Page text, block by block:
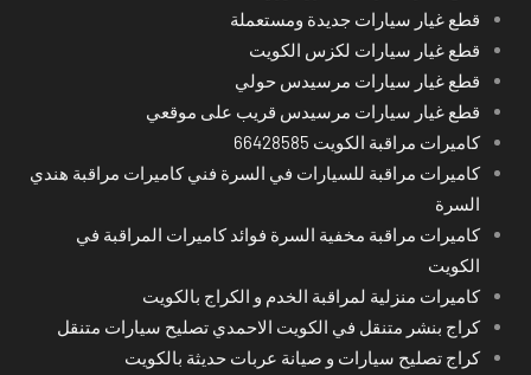
قطع غيار سيارات جديدة ومستعملة
قطع غيار سيارات لكزس الكويت
قطع غيار سيارات مرسيدس حولي
قطع غيار سيارات مرسيدس قريب على موقعي
كاميرات مراقبة الكويت 66428585
كاميرات مراقبة للسيارات في السرة فني كاميرات مراقبة هندي
السرة
كاميرات مراقبة مخفية السرة فوائد كاميرات المراقبة في
الكويت
كاميرات منزلية لمراقبة الخدم و الكراج بالكويت
كراج بنشر متنقل في الكويت الاحمدي تصليح سيارات متنقل
كراج تصليح سيارات و صيانة عربات حديثة بالكويت